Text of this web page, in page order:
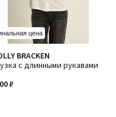
цена
BRACKEN
с длинными рукавами
₽